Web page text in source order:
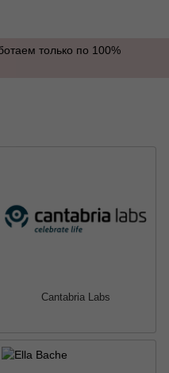
только по 100%
Cantabria Labs